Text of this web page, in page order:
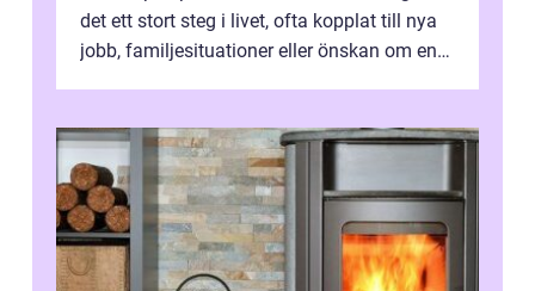
det ett stort steg i livet, ofta kopplat till nya
jobb, familjesituationer eller önskan om en